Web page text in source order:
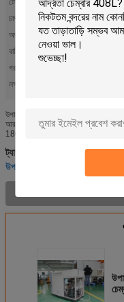
টেম্প ডিভিয়েশন:
≦
চাপ ব্যাপ্তি:
অভ্যন্তরীণ উপাদান:
বাহ্যিক উপাদান:
গরম আপটাইম:
লক্ষণীয় করা:
উপাদান ক্রমাঙ্কন জন্য 408L ধ্রুবক
আরও তথ্য, অনুগ্রহ করে যোগাযোগ
18098282716 আবেদন একটি তাপমাত্রা
ট্যাগ: আর্দ্রতা এবং তাপমাত্রা
উপাদান ক্রমাঙ্কন আর্দ্রতা তাপমাত্রা